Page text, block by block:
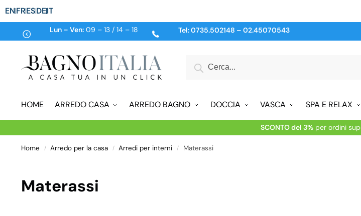
ENFRESDEIT
Lun – Ven:09 – 13 / 14 – 18 Tel:0735.502148 – 02.45070543
HOME ARREDO CASA ARREDO BAGNO DOCCIA VASCA SPA E RELAX
SCONTO del 3%per ordini
Home / Arredo per la casa / Arredi per interni / Materassi
Materassi